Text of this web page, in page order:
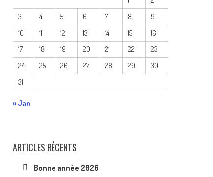
3
4 5 6 7 8
9
10
11 12 13 14 15
16
17
18 19 20 21 22
23
24
25 26 27 28 29
30
31
« Jan
ARTICLES RÉCENTS
Bonne année 2026